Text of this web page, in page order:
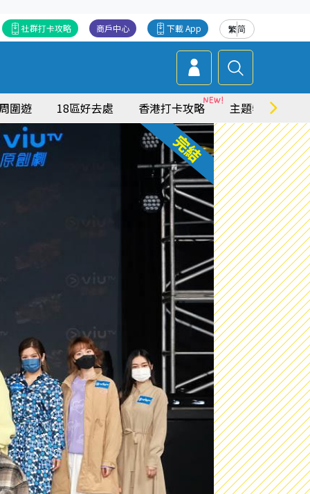
繁简
下載 App
商戶中心
社群打卡攻略
圍遊 18區好去處 香港打卡攻略 主題特集